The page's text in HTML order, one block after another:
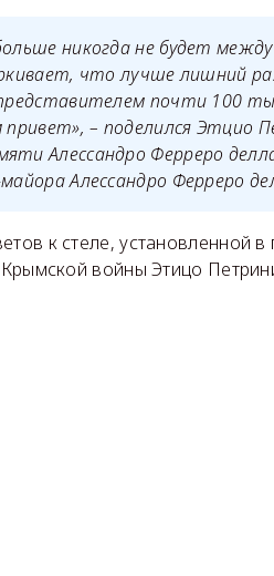
никогда не будет
что лучше лишний
почти 100
привет», – поделился Этцио
Алессандро Ферреро
Алессандро Ферреро
к стеле, установленной в
войны Этицо